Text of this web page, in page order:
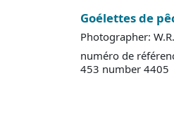
Goélettes de
Photographer:
numéro de
453 number 4405